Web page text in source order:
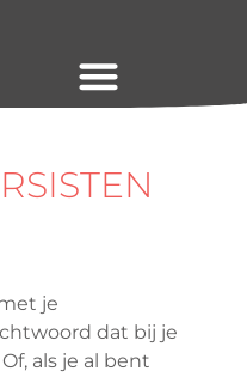
je
dat bij je
als je al bent